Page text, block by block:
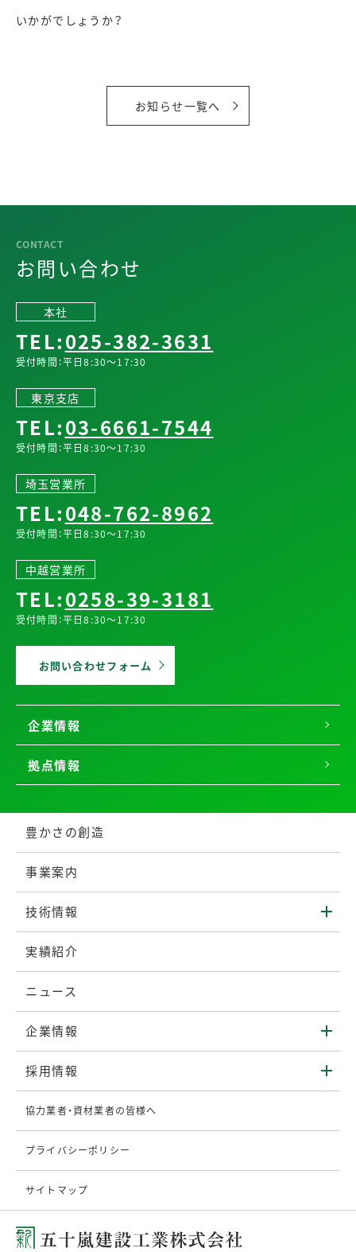
いかがでしょうか？
お知らせ一覧へ
お問い合わせ
本社
TEL:025-382-3631
受付時間：平日8:30～17:30
東京支店
TEL:03-6661-7544
受付時間：平日8:30～17:30
埼玉営業所
TEL:048-762-8962
受付時間：平日8:30～17:30
中越営業所
TEL:0258-39-3181
受付時間：平日8:30～17:30
お問い合わせフォーム
企業情報
拠点情報
豊かさの創造
事業案内
技術情報
実績紹介
ニュース
企業情報
採用情報
協力業者・資材業者の皆様へ
プライバシーポリシー
サイトマップ